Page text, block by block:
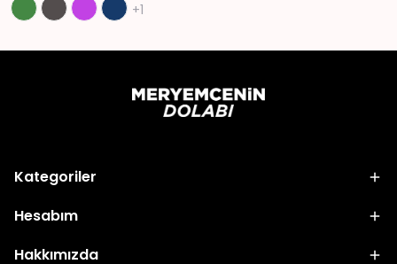
+1
Kategoriler
Hesabım
Hakkımızda